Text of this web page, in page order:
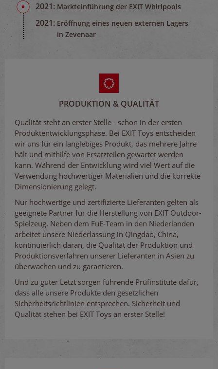
2021: Markteinführung der EXIT Whirlpools
2021: Eröffnung eines neuen externen Lagers
in Zevenaar
PRODUKTION & QUALITÄT
Qualität steht an erster Stelle - schon in der ersten
Produktentwicklungsphase. Bei EXIT Toys entscheiden
wir uns für ein langlebiges Produkt, das mehrere Jahre
hält und mithilfe von Ersatzteilen gewartet werden
kann. Während der Entwicklung wird viel Wert auf die
Verwendung hochwertiger Materialien und die korrekte
Dimensionierung gelegt.
Nur hochwertige und zertifizierte Lieferanten gelten als
geeignete Partner für die Herstellung von EXIT Outdoor-
Spielzeug. Neben dem FuE-Team in den Niederlanden
arbeitet unsere Niederlassung in Qingdao, China,
kontinuierlich daran, die Qualität der Produktion und
Produktionsverfahren unserer Lieferanten in Asien zu
überwachen und zu garantieren.
Und zu guter Letzt sorgen führende Prüfinstitute dafür,
dass alle unsere Produkte den gesetzlichen
Sicherheitsrichtlinien entsprechen. Sicherheit und
Qualität stehen bei EXIT Toys an erster Stelle!